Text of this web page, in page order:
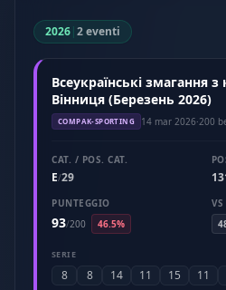
2026|2 eventi
Всеукраїнські змагання
Вінниця (Березень 2026)
COMPAK-SPORTING 14 mar 2026·200
CAT. / POS. CAT.
E/29
PUNTEGGIO
93/200 46.5%
SERIE
8 8 14 11 15 11